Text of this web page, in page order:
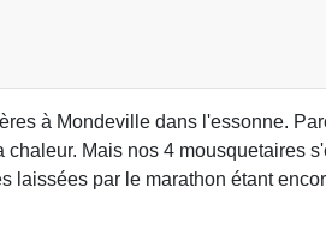
à Mondeville dans l'essonne.
Mais nos 4 mousquetaires
laissées par le marathon étant